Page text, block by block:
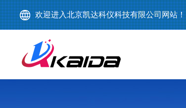
欢迎进入北京凯达科仪科技有限公司网站！